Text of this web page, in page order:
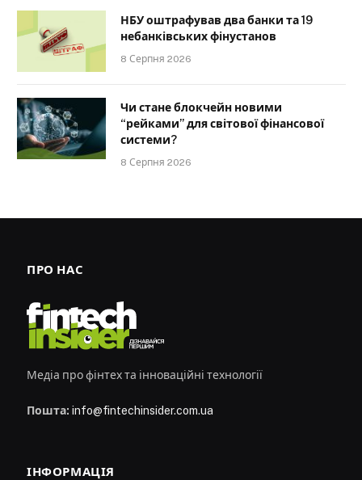
НБУ оштрафував два банки та 19
небанківських фінустанов
8 Серпня 2026
Чи стане блокчейн новими
“рейками” для світової фінансової
системи?
8 Серпня 2026
ПРО НАС
Медіа про фінтех та інноваційні технології
Пошта: info@fintechinsider.com.ua
ІНФОРМАЦІЯ